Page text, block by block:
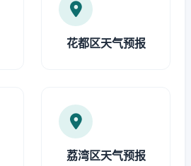
花都区天气预报
荔湾区天气预报